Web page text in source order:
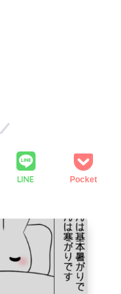
LINE Pocket